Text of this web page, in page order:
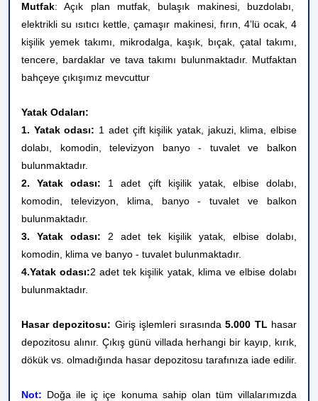
Mutfak: Açık plan mutfak, bulaşık makinesi, buzdolabı,
elektrikli su ısıtıcı kettle, çamaşır makinesi, fırın, 4’lü ocak, 4
kişilik yemek takımı, mikrodalga, kaşık, bıçak, çatal takımı,
tencere, bardaklar ve tava takımı bulunmaktadır. Mutfaktan
bahçeye çıkışımız mevcuttur
Yatak Odaları:
1. Yatak odası: 1 adet çift kişilik yatak, jakuzi, klima, elbise
dolabı, komodin, televizyon banyo - tuvalet ve balkon
bulunmaktadır.
2. Yatak odası: 1 adet çift kişilik yatak, elbise dolabı,
komodin, televizyon, klima, banyo - tuvalet ve balkon
bulunmaktadır.
3. Yatak odası: 2 adet tek kişilik yatak, elbise dolabı,
komodin, klima ve banyo - tuvalet bulunmaktadır.
4.Yatak odası:2 adet tek kişilik yatak, klima ve elbise dolabı
bulunmaktadır.
Hasar depozitosu: Giriş işlemleri sırasında5.000 TL hasar
depozitosu alınır. Çıkış günü villada herhangi bir kayıp, kırık,
dökük vs. olmadığında hasar depozitosu tarafınıza iade edilir.
Not: Doğa ile iç içe konuma sahip olan tüm villalarımızda